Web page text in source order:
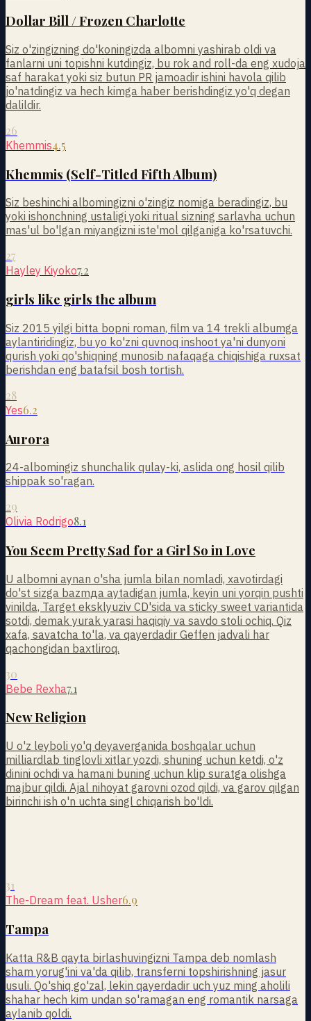
Dollar Bill / Frozen Charlotte
Siz o'zingizning do'koningizda albomni yashirab oldi va
fanlarni uni topishni kutdingiz, bu rok and roll-da eng xudoja
saf harakat yoki siz butun PR jamoadir ishini havola qilib
jo'natdingiz va hech kimga haber berishdingiz yo'q degan
dalildir.
26
Khemmis4.5
Khemmis (Self-Titled Fifth Album)
Siz beshinchi albomingizni o'zingiz nomiga beradingiz, bu
yoki ishonchning ustaligi yoki ritual sizning sarlavha uchun
mas'ul bo'lgan miyangizni iste'mol qilganiga ko'rsatuvchi.
27
Hayley Kiyoko7.2
girls like girls the album
Siz 2015 yilgi bitta bopni roman, film va 14 trekli albumga
aylantiridingiz, bu yo ko'zni quvnoq inshoot ya'ni dunyoni
qurish yoki qo'shiqning munosib nafaqaga chiqishiga ruxsat
berishdan eng batafsil bosh tortish.
28
Yes6.2
Aurora
24-albomingiz shunchalik qulay-ki, aslida ong hosil qilib
shippak so'ragan.
29
Olivia Rodrigo8.1
You Seem Pretty Sad for a Girl So in Love
U albomni aynan o'sha jumla bilan nomladi, xavotirdagi
do'st sizga bazmда aytadigan jumla, keyin uni yorqin pushti
vinilda, Target eksklyuziv CD'sida va sticky sweet variantida
sotdi, demak yurak yarasi haqiqiy va savdo stoli ochiq. Qiz
xafa, savatcha to'la, va qayerdadir Geffen jadvali har
qachongidan baxtliroq.
30
Bebe Rexha7.1
New Religion
U o'z leyboli yo'q deyаverganida boshqalar uchun
milliardlab tinglovli xitlar yozdi, shuning uchun ketdi, o'z
dinini ochdi va hamani buning uchun klip suratga olishga
majbur qildi. Ajal nihoyat garovni ozod qildi, va garov qilgan
birinchi ish o'n uchta singl chiqarish bo'ldi.
31
The-Dream feat. Usher6.9
Tampa
Katta R&B qayta birlashuvingizni Tampa deb nomlash
sham yorug'ini va'da qilib, transferni topshirishning jasur
usuli. Qo'shiq go'zal, lekin qayerdadir uch yuz ming aholili
shahar hech kim undan so'ramagan eng romantik narsaga
aylanib qoldi.